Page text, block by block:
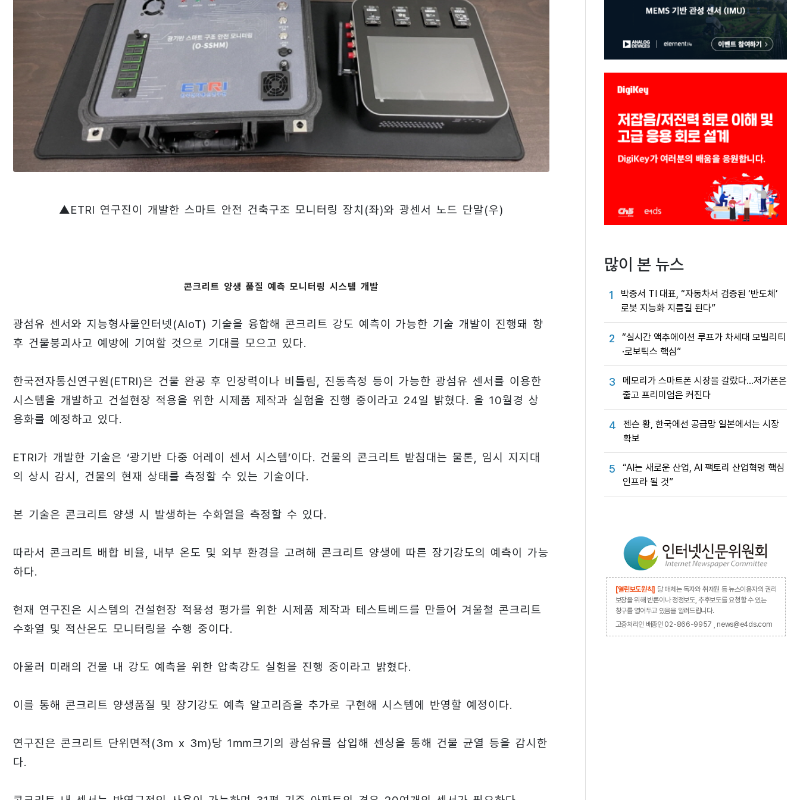
▲ETRI 연구진이 개발한 스마트 안전 건축구조 모니터링 장치(좌)와 광센서 노드 단말(우)
콘크리트 양생 품질 예측 모니터링 시스템 개발
광섬유 센서와 지능형사물인터넷(AIoT) 기술을 융합해 콘크리트 강도 예측이 가능한 기술 개발이 진행돼 향
후 건물붕괴사고 예방에 기여할 것으로 기대를 모으고 있다.
한국전자통신연구원(ETRI)은 건물 완공 후 인장력이나 비틀림, 진동측정 등이 가능한 광섬유 센서를 이용한
시스템을 개발하고 건설현장 적용을 위한 시제품 제작과 실험을 진행 중이라고 24일 밝혔다. 올 10월경 상
용화를 예정하고 있다.
ETRI가 개발한 기술은 ‘광기반 다중 어레이 센서 시스템’이다. 건물의 콘크리트 받침대는 물론, 임시 지지대
의 상시 감시, 건물의 현재 상태를 측정할 수 있는 기술이다.
본 기술은 콘크리트 양생 시 발생하는 수화열을 측정할 수 있다.
따라서 콘크리트 배합 비율, 내부 온도 및 외부 환경을 고려해 콘크리트 양생에 따른 장기강도의 예측이 가능
하다.
현재 연구진은 시스템의 건설현장 적용성 평가를 위한 시제품 제작과 테스트베드를 만들어 겨울철 콘크리트
수화열 및 적산온도 모니터링을 수행 중이다.
아울러 미래의 건물 내 강도 예측을 위한 압축강도 실험을 진행 중이라고 밝혔다.
이를 통해 콘크리트 양생품질 및 장기강도 예측 알고리즘을 추가로 구현해 시스템에 반영할 예정이다.
연구진은 콘크리트 단위면적(3m x 3m)당 1㎜크기의 광섬유를 삽입해 센싱을 통해 건물 균열 등을 감시한
다.
많이 본 뉴스
1
박중서 TI 대표, “자동차서 검증된 ‘반도체’
로봇 지능화 지름길 된다”
2
“실시간 액추에이션 루프가 차세대 모빌리티
·로보틱스 핵심”
3
메모리가 스마트폰 시장을 갈랐다…저가폰은
줄고 프리미엄은 커진다
4
젠슨 황, 한국에선 공급망 일본에서는 시장
확보
5
“AI는 새로운 산업, AI 팩토리 산업혁명 핵심
인프라 될 것”
[열린보도원칙] 당 매체는 독자와 취재원 등 뉴스이용자의 권리
보장을 위해 반론이나 정정보도, 추후보도를 요청할 수 있는
창구를 열어두고 있음을 알려드립니다.
고충처리인 배종인 02-866-9957 , news@e4ds.com